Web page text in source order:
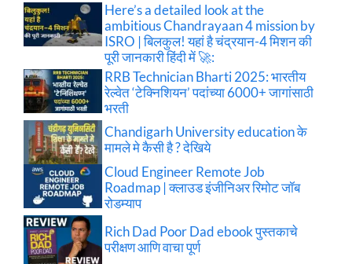
Here’s a detailed look at the
ambitious Chandrayaan 4 mission by
ISRO | बिलकुल! यहां है चंद्रयान-4 मिशन की
पूरी जानकारी हिंदी में 🚀:
RRB Technician Bharti 2025: भारतीय
रेल्वेत ‘टेक्निशियन’ पदांच्या 6000+ जागांसाठी
भरती
Chandigarh University education के
मामले मे कैसी है ? देखिये
Cloud Engineer Remote Job
Roadmap | क्लाउड इंजीनिअर रिमोट जॉब
रोडम्याप
Rich Dad Poor Dad ebook पुस्तकाचे
परीक्षण आणि वाचा पूर्ण